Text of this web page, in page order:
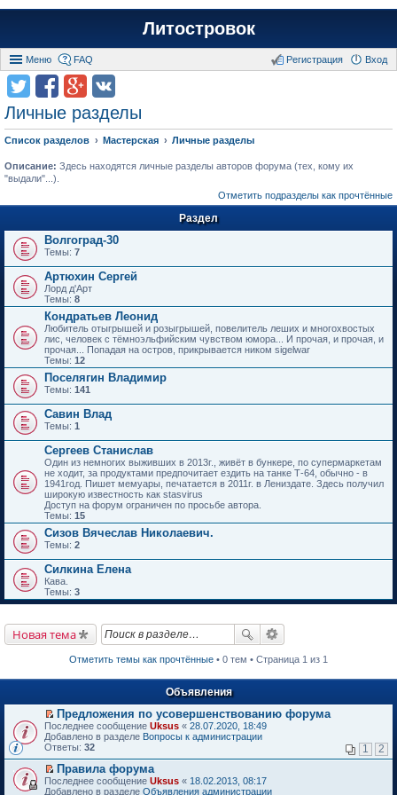
Литостровок
Меню FAQ Вход
Регистрация
Личные разделы
Список разделов Мастерская Личные разделы
Описание: Здесь находятся личные разделы авторов форума (тех, кому их
"выдали"...).
Отметить подразделы как прочтённые
Раздел
Волгоград-30
Темы: 7
Артюхин Сергей
Лорд д'Арт
Темы: 8
Кондратьев Леонид
Любитель отыгрышей и розыгрышей, повелитель леших и многохвостых
лис, человек с тёмноэльфийским чувством юмора... И прочая, и прочая, и
прочая... Попадая на остров, прикрывается ником sigelwar
Темы: 12
Поселягин Владимир
Темы: 141
Савин Влад
Темы: 1
Сергеев Станислав
Один из немногих выживших в 2013г., живёт в бункере, по супермаркетам
не ходит, за продуктами предпочитает ездить на танке Т-64, обычно - в
1941год. Пишет мемуары, печатается в 2011г. в Лениздате. Здесь получил
широкую известность как stasvirus
Доступ на форум ограничен по просьбе автора.
Темы: 15
Сизов Вячеслав Николаевич.
Темы: 2
Силкина Елена
Кава.
Темы: 3
Новая тема
Отметить темы как прочтённые • 0 тем • Страница 1 из 1
Объявления
П
е
р
й
т
и
Предложения по усовершенствованию форума
Последнее сообщение Uksus « 28.07.2020, 18:49
Добавлено в разделе Вопросы к администрации
Ответы: 32 1 2
П
е
Правила форума
Последнее сообщение Uksus « 18.02.2013, 08:17
Добавлено в разделе Объявления администрации